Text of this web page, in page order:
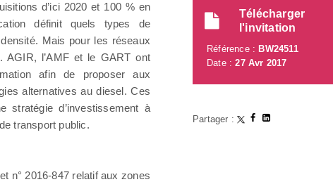
d’ici 2020 et 100 % en
définit quels types de
Mais pour les réseaux
AGIR, l’AMF et le GART ont
afin de proposer aux
alternatives au diesel. Ces
stratégie d’investissement à
transport public.
n° 2016-847 relatif aux zones
Télécharger
l'invitation
Référence : BW24511
Date :27 Avr 2017
Partager :